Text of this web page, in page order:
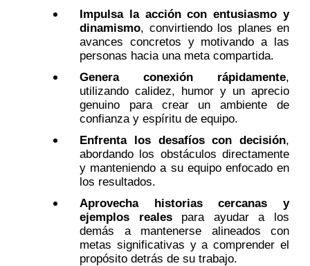
Impulsa la acción con entusiasmo y
dinamismo, convirtiendo los planes en
avances concretos y motivando a las
personas hacia una meta compartida.
Genera conexión rápidamente,
utilizando calidez, humor y un aprecio
genuino para crear un ambiente de
confianza y espíritu de equipo.
Enfrenta los desafíos con decisión,
abordando los obstáculos directamente
y manteniendo a su equipo enfocado en
los resultados.
Aprovecha historias cercanas y
ejemplos realespara ayudar a los
demás a mantenerse alineados con
metas significativas y a comprender el
propósito detrás de su trabajo.